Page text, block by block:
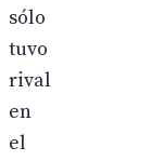
sólo
tuvo
rival
en
el